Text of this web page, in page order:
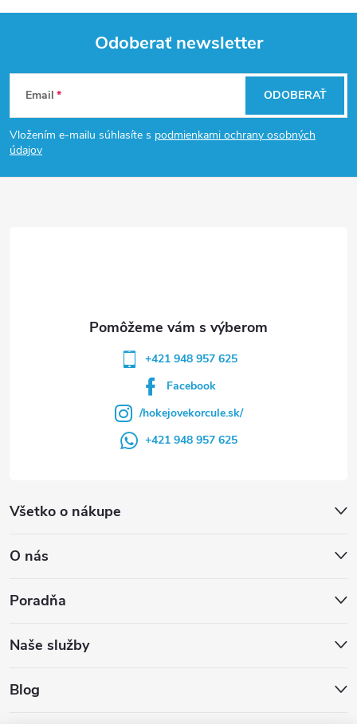
Z
á
p
Odoberať newsletter
Email
Vložením e-mailu súhlasíte s podmienkami ochrany osobných
údajov
ODOBERAŤ
Všetko o nákupe
O nás
Poradňa
Naše služby
Blog
+421 948 957 625
Facebook
/hokejovekorcule.sk/
+421 948 957 625